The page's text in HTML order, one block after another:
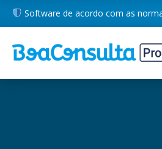
Software de acordo com as